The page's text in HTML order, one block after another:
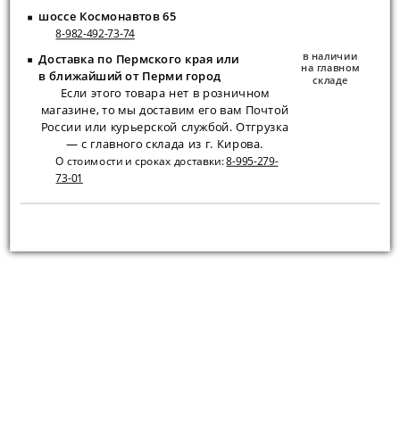
шоссе Космонавтов 65
8-982-492-73-74
Доставка по Пермского края или
в ближайший от Перми город
Если этого товара нет в розничном
магазине, то мы доставим его вам Почтой
России или курьерской службой. Отгрузка
— с главного склада из г. Кирова.
О стоимости и сроках доставки:8-995-279-
73-01
в наличии
на главном
складе